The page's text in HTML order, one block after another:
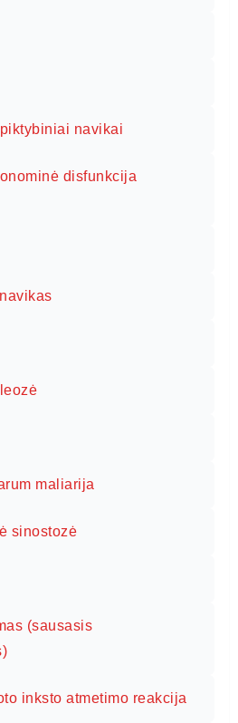
navikai
disfunkcija
maliarija
sinostozė
(sausasis
inksto atmetimo reakcija